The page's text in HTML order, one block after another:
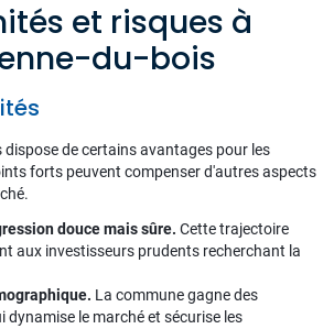
et risques à
du-bois
dispose de certains avantages pour les
forts peuvent compenser d'autres aspects
douce mais sûre. Cette trajectoire
aux investisseurs prudents recherchant la
La commune gagne des
dynamise le marché et sécurise les